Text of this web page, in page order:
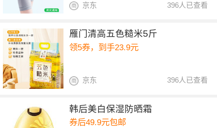
396人已查看
京东
雁门清高五色糙米5斤
领5券，到手23.9元
396人已查看
京东
韩后美白保湿防晒霜
券后49.9元包邮